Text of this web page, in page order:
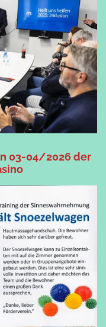
03-04/2026 der